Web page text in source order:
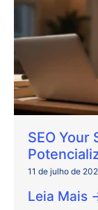
SEO Your
11 de julho de
Leia Mais